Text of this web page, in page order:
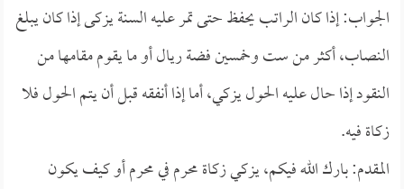
الجواب: إذا كان الراتب يحفظ حتى تمر عليه السنة يزكى إذا كان يبلغ
النصاب، أكثر من ست وخمسين فضة ريال أو ما يقوم مقامها من
النقود إذا حال عليه الحول يزكي، أما إذا أنفقه قبل أن يتم الحول فلا
زكاة فيه.
المقدم: بارك الله فيكم، يزكي زكاة محرم في محرم أو كيف يكون